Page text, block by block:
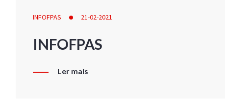
INFOFPAS 21-02-2021
INFOFPAS
Ler mais